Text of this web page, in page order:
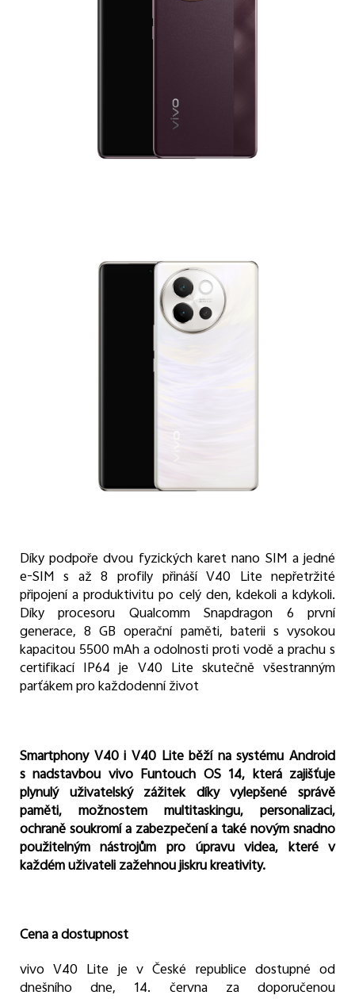
Díky podpoře dvou fyzických karet nano SIM a jedné
e-SIM s až 8 profily přináší V40 Lite nepřetržité
připojení a produktivitu po celý den, kdekoli a kdykoli.
Díky procesoru Qualcomm Snapdragon 6 první
generace, 8 GB operační paměti, baterii s vysokou
kapacitou 5500 mAh a odolnosti proti vodě a prachu s
certifikací IP64 je V40 Lite skutečně všestranným
parťákem pro každodenní život
Smartphony V40 i V40 Lite běží na systému Android
s nadstavbou vivo Funtouch OS 14, která zajišťuje
plynulý uživatelský zážitek díky vylepšené správě
paměti, možnostem multitaskingu, personalizaci,
ochraně soukromí a zabezpečení a také novým snadno
použitelným nástrojům pro úpravu videa, které v
každém uživateli zažehnou jiskru kreativity.
Cena a dostupnost
vivo V40 Lite je v České republice dostupné od
dnešního dne, 14. června za doporučenou